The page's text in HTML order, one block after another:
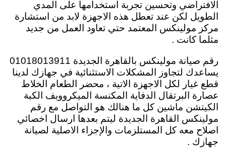
الافتراضي وتحسين تجربة استخدامها على المدي
الطويل لكن عند تعطل هذه الاجهزة لابد من استشارة
مركز مولينكس المعتمد حتي تعاود العمل من جديد
مثلما كانت .
رقم صيانة مولينكس بالقاهرة الجديدة 01018013911
يساعدك لتجاوز المشكلات الاستثنائية في جهازك لدينا
قطع غيار لكل الاجهزة الاتية ، محضر الطعام الخلاط
عصارة البرتقال الدفاية المكنسة الميكروويف الكبة
الكيتشن ماشين كل ما هنالك هو التواصل مع رقم
مولينكس القاهرة الجديدة ليتم بعدها ارسال اخصائي
اصلاح معه كل المستلزمات والإجزاء الاصلية لصيانة
جهازك .